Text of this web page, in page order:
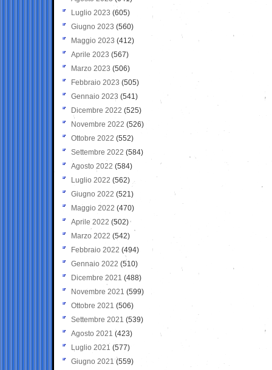
Luglio 2023 (605)
Giugno 2023 (560)
Maggio 2023 (412)
Aprile 2023 (567)
Marzo 2023 (506)
Febbraio 2023 (505)
Gennaio 2023 (541)
Dicembre 2022 (525)
Novembre 2022 (526)
Ottobre 2022 (552)
Settembre 2022 (584)
Agosto 2022 (584)
Luglio 2022 (562)
Giugno 2022 (521)
Maggio 2022 (470)
Aprile 2022 (502)
Marzo 2022 (542)
Febbraio 2022 (494)
Gennaio 2022 (510)
Dicembre 2021 (488)
Novembre 2021 (599)
Ottobre 2021 (506)
Settembre 2021 (539)
Agosto 2021 (423)
Luglio 2021 (577)
Giugno 2021(559)